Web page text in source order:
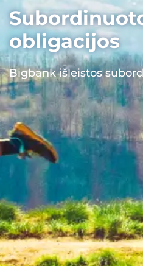
obligacijos
Bigbank išleistos